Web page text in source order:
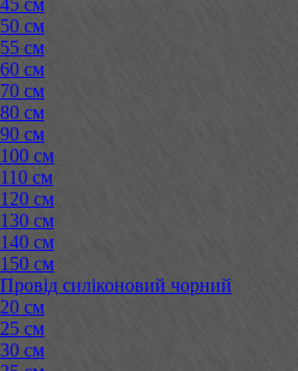
50 см
55 см
60 см
70 см
80 см
90 см
100 см
110 см
120 см
130 см
140 см
150 см
Провід силіконовий чорний
20 см
25 см
30 см